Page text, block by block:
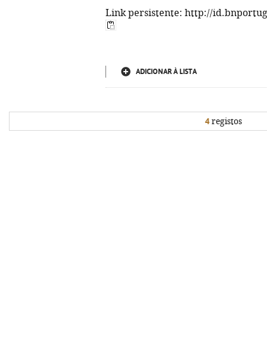
Link persistente: http://
ADICIONAR À LISTA
4registos